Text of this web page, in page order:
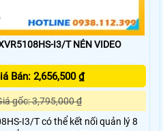
I3/T NÉN VIDEO
Bán: 2,656,500 ₫
gốc: 3,795,000 ₫
I3/T có thể kết nối quản lý 8